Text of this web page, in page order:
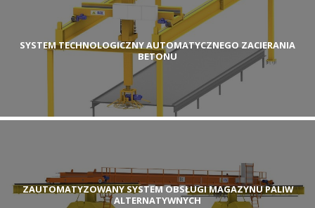
SYSTEM TECHNOLOGICZNY AUTOMATYCZNEGO ZACIERANIA
BETONU
ZAUTOMATYZOWANY SYSTEM OBSŁUGI MAGAZYNU PALIW
ALTERNATYWNYCH